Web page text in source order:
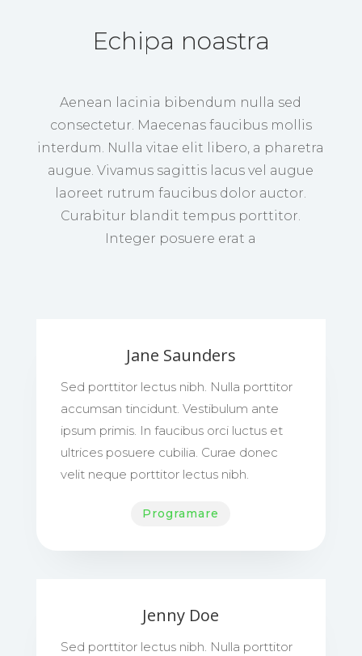
Echipa noastra
Aenean lacinia bibendum nulla sed
consectetur. Maecenas faucibus mollis
interdum. Nulla vitae elit libero, a pharetra
augue. Vivamus sagittis lacus vel augue
laoreet rutrum faucibus dolor auctor.
Curabitur blandit tempus porttitor.
Integer posuere erat a
Jane Saunders
Sed porttitor lectus nibh. Nulla porttitor
accumsan tincidunt. Vestibulum ante
ipsum primis. In faucibus orci luctus et
ultrices posuere cubilia. Curae donec
velit neque porttitor lectus nibh.
Programare
Jenny Doe
Sed porttitor lectus nibh. Nulla porttitor